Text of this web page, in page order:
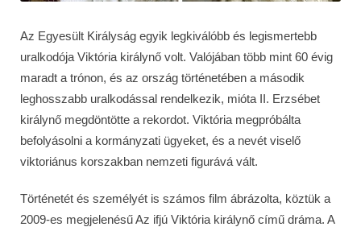
Az Egyesült Királyság egyik legkiválóbb és legismertebb
uralkodója Viktória királynő volt. Valójában több mint 60 évig
maradt a trónon, és az ország történetében a második
leghosszabb uralkodással rendelkezik, mióta II. Erzsébet
királynő megdöntötte a rekordot. Viktória megpróbálta
befolyásolni a kormányzati ügyeket, és a nevét viselő
viktoriánus korszakban nemzeti figurává vált.
Történetét és személyét is számos film ábrázolta, köztük a
2009-es megjelenésű Az ifjú Viktória királynő című dráma. A